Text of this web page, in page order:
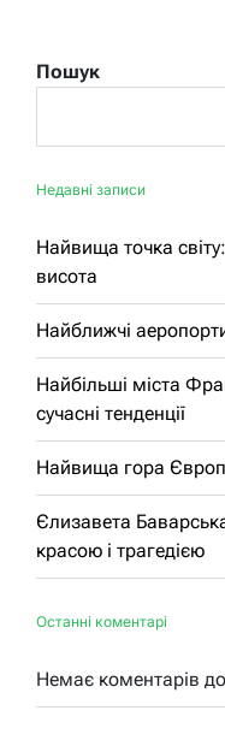
Пошук
Недавні записи
Найвища точка
висота
Найближчі
Найбільші міста
сучасні тенденції
Найвища гора
Єлизавета
красою і трагедією
Останні коментарі
Немає коментарів